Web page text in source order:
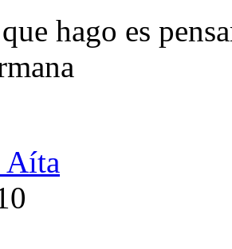
hago es
Aíta